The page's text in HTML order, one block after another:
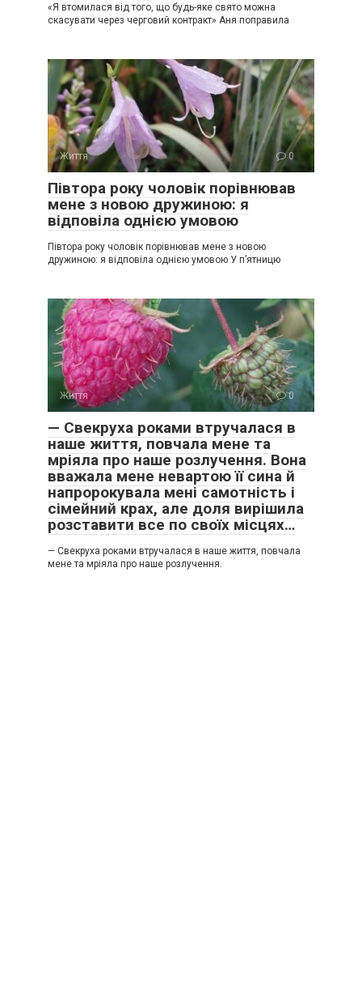
«Я втомилася від того, що будь-яке свято можна
скасувати через черговий контракт» Аня поправила
Життя 0
Півтора року чоловік порівнював
мене з новою дружиною: я
відповіла однією умовою
Півтора року чоловік порівнював мене з новою
дружиною: я відповіла однією умовою У п’ятницю
Життя 0
— Свекруха роками втручалася в
наше життя, повчала мене та
мріяла про наше розлучення. Вона
вважала мене невартою її сина й
напророкувала мені самотність і
сімейний крах, але доля вирішила
розставити все по своїх місцях…
— Свекруха роками втручалася в наше життя, повчала
мене та мріяла про наше розлучення.